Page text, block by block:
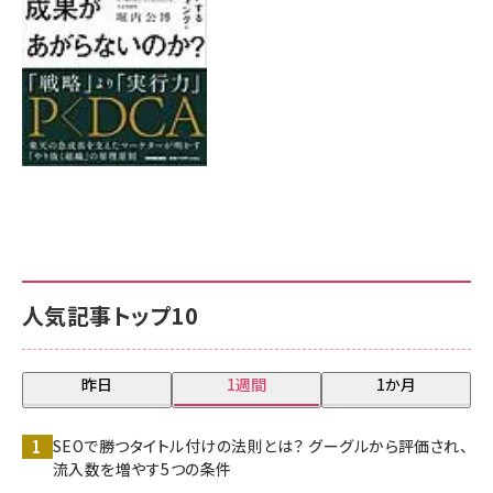
人気記事トップ10
昨日 1週間 1か月
SEOで勝つタイトル付けの法則とは？ グーグルから評価され、
流入数を増やす5つの条件